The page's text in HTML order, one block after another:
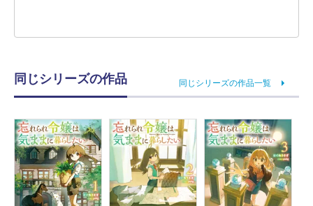
同じシリーズの作品 同じシリーズの作品一覧